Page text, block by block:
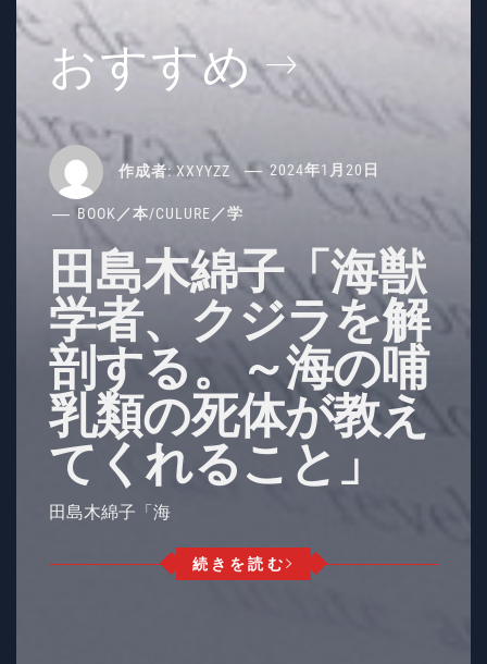
おすすめ
作成者: XXYYZZ 2024年1月20日
BOOK／本/CULURE／学
田島木綿子「海獣
学者、クジラを解
剖する。～海の哺
乳類の死体が教え
てくれること」
田島木綿子「海
続きを読む